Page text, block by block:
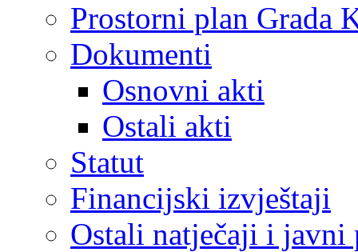
Prostorni plan Grada
Dokumenti
Osnovni akti
Ostali akti
Statut
Financijski izvještaji
Ostali natječaji i javni